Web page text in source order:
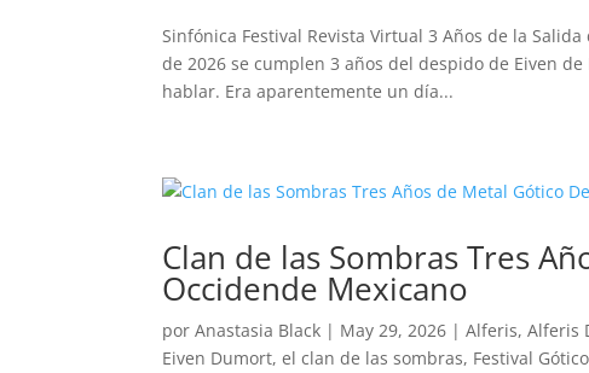
Sinfónica Festival Revista Virtual 3 Años de la
de 2026 se cumplen 3 años del despido de Eiven
hablar. Era aparentemente un día...
Clan de las Sombras Tres
Occidende Mexicano
porAnastasia Black | May 29, 2026 |Alferis,Alferis
Eiven Dumort,el clan de las sombras, Festival